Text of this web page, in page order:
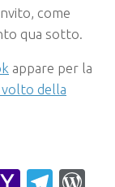
come
qua sotto.
appare per la
volto della